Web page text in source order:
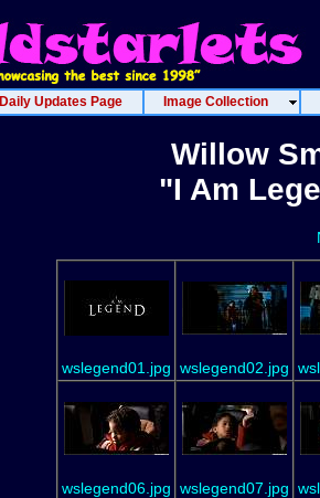
Daily Updates Page Image Collection
Willow
"I Am
wslegend01.jpg wslegend02.jpg
wslegend06.jpg wslegend07.jpg